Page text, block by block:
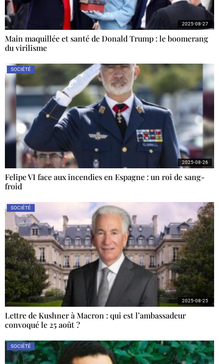
Main maquillée et santé de Donald Trump : le boomerang
du virilisme
2025-08-27
SOCIÉTÉ
Felipe VI face aux incendies en Espagne : un roi de sang-
froid
2025-08-26
SOCIÉTÉ
Lettre de Kushner à Macron : qui est l’ambassadeur
convoqué le 25 août ?
2025-08-25
SOCIÉTÉ